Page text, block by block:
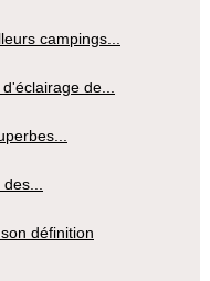
campings...
de...
définition